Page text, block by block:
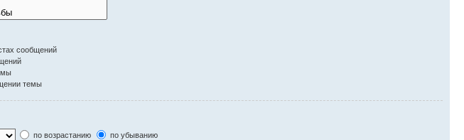
сообщений
темы
по возрастанию по убыванию